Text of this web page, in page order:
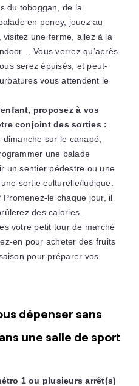
du toboggan, de la
en poney, jouez au
une ferme, allez à la
Vous verrez qu’après
serez épuisés, et peut-
vous attendent le
proposez à vos
conjoint des sorties :
sur le canapé,
une balade
un sentier pédestre ou une
sortie culturelle/ludique.
Promenez-le chaque jour, il
des calories.
votre petit tour de marché
en pour acheter des fruits
pour préparer vos
dépenser sans
une salle de sport
1 ou plusieurs arrêt(s)